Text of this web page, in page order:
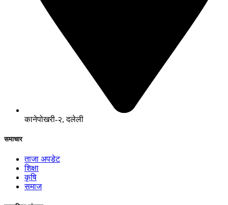
कानेपोखरी-२, दलेली
समाचार
ताजा अपडेट
शिक्षा
कृषि
समाज